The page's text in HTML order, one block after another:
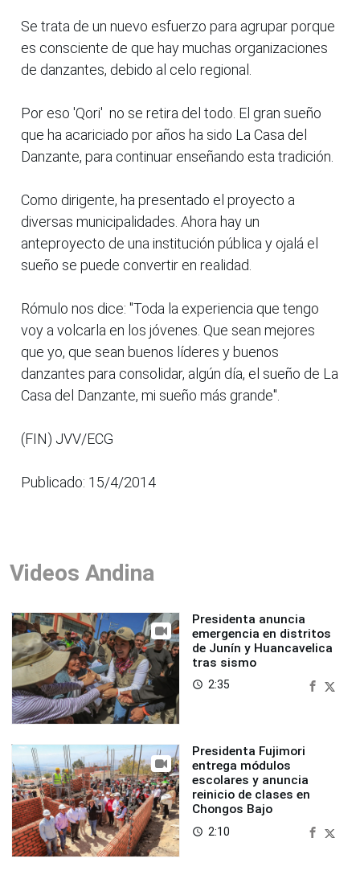
Se trata de un nuevo esfuerzo para agrupar porque
es consciente de que hay muchas organizaciones
de danzantes, debido al celo regional.
Por eso 'Qori' no se retira del todo. El gran sueño
que ha acariciado por años ha sido La Casa del
Danzante, para continuar enseñando esta tradición.
Como dirigente, ha presentado el proyecto a
diversas municipalidades. Ahora hay un
anteproyecto de una institución pública y ojalá el
sueño se puede convertir en realidad.
Rómulo nos dice: "Toda la experiencia que tengo
voy a volcarla en los jóvenes. Que sean mejores
que yo, que sean buenos líderes y buenos
danzantes para consolidar, algún día, el sueño de La
Casa del Danzante, mi sueño más grande".
(FIN) JVV/ECG
Publicado: 15/4/2014
Videos Andina
Presidenta anuncia
emergencia en distritos
de Junín y Huancavelica
tras sismo
access_time 2:35
Presidenta Fujimori
entrega módulos
escolares y anuncia
reinicio de clases en
Chongos Bajo
access_time 2:10